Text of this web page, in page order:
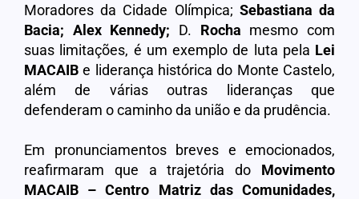
Moradores da Cidade Olímpica; Sebastiana da
Bacia; Alex Kennedy; D. Rocha mesmo com
suas limitações, é um exemplo de luta pela Lei
MACAIB e liderança histórica do Monte Castelo,
além de várias outras lideranças que
defenderam o caminho da união e da prudência.
Em pronunciamentos breves e emocionados,
reafirmaram que a trajetória do Movimento
MACAIB – Centro Matriz das Comunidades,